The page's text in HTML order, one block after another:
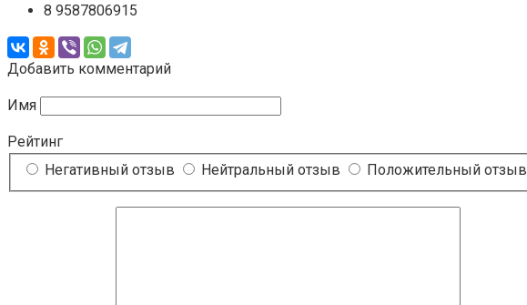
8 9587806915
Добавить комментарий
Имя
Рейтинг
Негативный отзыв
Нейтральный отзыв Положительный отзыв